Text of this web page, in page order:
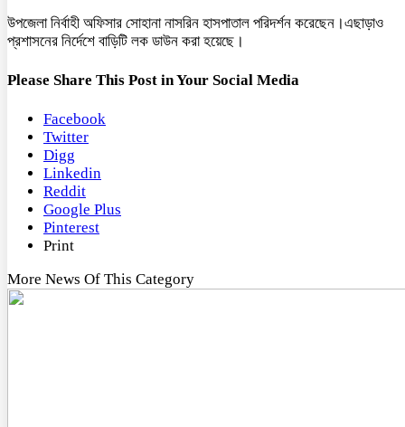
উপজেলা নির্বাহী অফিসার সোহানা নাসরিন হাসপাতাল পরিদর্শন করেছেন।এছাড়াও
প্রশাসনের নির্দেশে বাড়িটি লক ডাউন করা হয়েছে।
Please Share This Post in Your Social Media
Facebook
Twitter
Digg
Linkedin
Reddit
Google Plus
Pinterest
Print
More News Of This Category